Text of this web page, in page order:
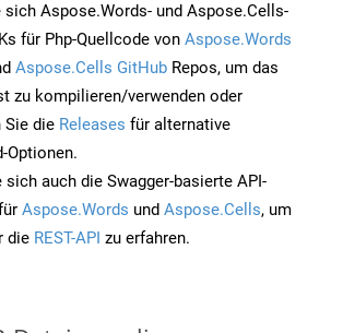
sich Aspose.Words- und Aspose.Cells-
für Php-Quellcode von Aspose.Words
Aspose.Cells GitHub Repos, um das
zu kompilieren/verwenden oder
Sie die Releases für alternative
Optionen.
sich auch die Swagger-basierte API-
Aspose.Words und Aspose.Cells, um
die REST-API zu erfahren.